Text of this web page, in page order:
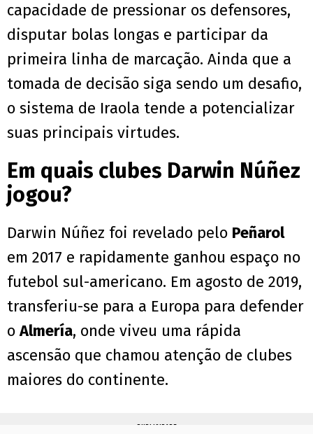
capacidade de pressionar os defensores,
disputar bolas longas e participar da
primeira linha de marcação. Ainda que a
tomada de decisão siga sendo um desafio,
o sistema de Iraola tende a potencializar
suas principais virtudes.
Em quais clubes Darwin Núñez
jogou?
Darwin Núñez foi revelado pelo Peñarol
em 2017 e rapidamente ganhou espaço no
futebol sul-americano. Em agosto de 2019,
transferiu-se para a Europa para defender
oAlmería, onde viveu uma rápida
ascensão que chamou atenção de clubes
maiores do continente.
PUBLICIDADE